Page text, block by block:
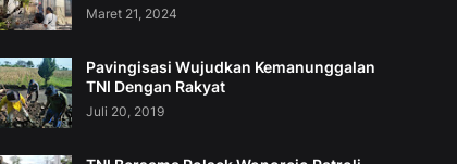
Maret 21, 2024
Pavingisasi Wujudkan Kemanunggalan
TNI Dengan Rakyat
Juli 20, 2019